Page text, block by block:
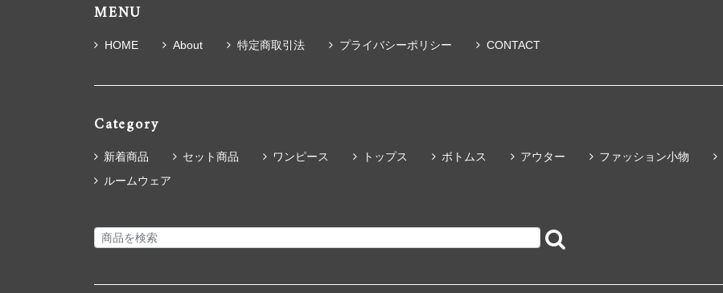
MENU
HOME About 特定商取引法 プライバシーポリシー CONTACT
Category
新着商品 セット商品 ワンピース トップス ボトムス アウター ファッション小物
ルームウェア